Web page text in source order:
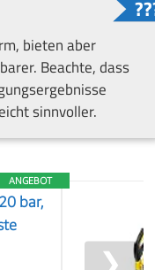
bieten aber
Beachte, dass
sinnvoller.
ANGEBOT
bar,